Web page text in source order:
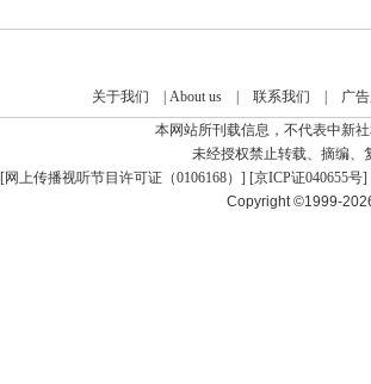
关于我们 About us| 联系我们
广
本网站所刊载信息，不代表中新
未经授权禁止转载、摘编、
[网上传播视听节目许可证（0106168） ] [京ICP证040655号]
Copyright ©1999-